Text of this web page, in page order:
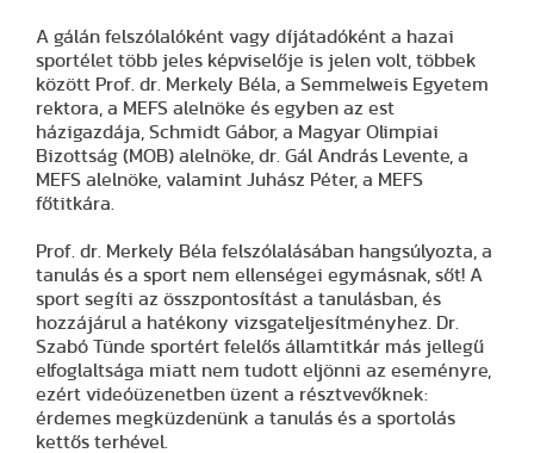
A gálán felszólalóként vagy díjátadóként a hazai
sportélet több jeles képviselője is jelen volt, többek
között Prof. dr. Merkely Béla, a Semmelweis Egyetem
rektora, a MEFS alelnöke és egyben az est
házigazdája, Schmidt Gábor, a Magyar Olimpiai
Bizottság (MOB) alelnöke, dr. Gál András Levente, a
MEFS alelnöke, valamint Juhász Péter, a MEFS
főtitkára.
Prof. dr. Merkely Béla felszólalásában hangsúlyozta, a
tanulás és a sport nem ellenségei egymásnak, sőt! A
sport segíti az összpontosítást a tanulásban, és
hozzájárul a hatékony vizsgateljesítményhez. Dr.
Szabó Tünde sportért felelős államtitkár más jellegű
elfoglaltsága miatt nem tudott eljönni az eseményre,
ezért videóüzenetben üzent a résztvevőknek:
érdemes megküzdenünk a tanulás és a sportolás
kettős terhével.